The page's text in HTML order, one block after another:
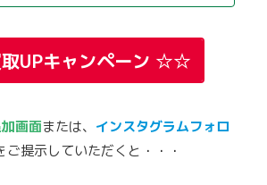
UPキャンペーン ☆☆
画面または、 インスタグラムフォロ
ご提示していただくと・・・